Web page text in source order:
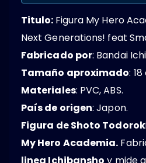
Titulo: Figura My Hero
Next Generations! feat
Fabricado por: Bandai
Tamaño aproximado:
Materiales: PVC, ABS.
País de origen: Japon.
Figura de Shoto Todorok
My Hero Academia.
linea Ichibansho y mide